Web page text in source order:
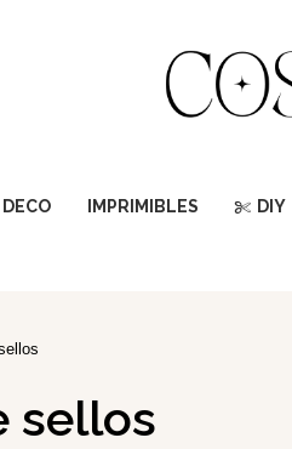
DECO IMPRIMIBLES DIY
sellos